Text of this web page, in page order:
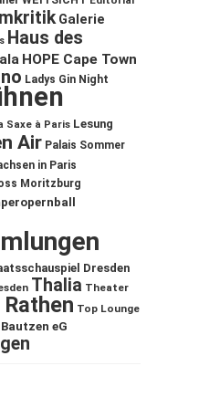
Galerie
Haus des
HOPE Cape Town
Ladys Gin Night
Saxe à Paris Lesung
Air Palais Sommer
in Paris
Moritzburg
Dresden
Thalia Theater
Top Lounge
eG